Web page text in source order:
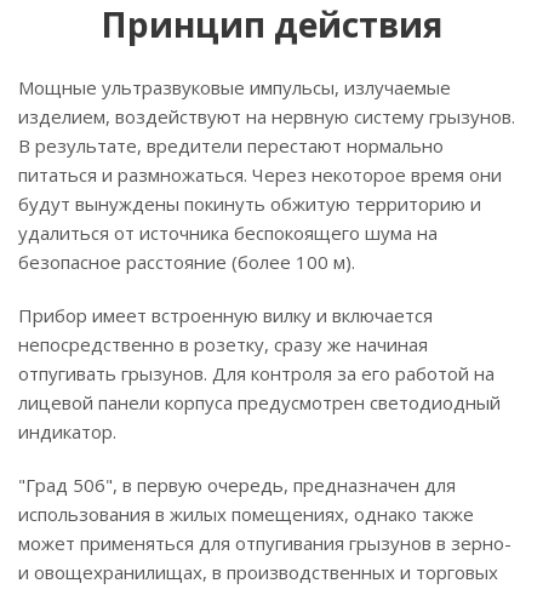
Принцип действия
Мощные ультразвуковые импульсы, излучаемые
изделием, воздействуют на нервную систему грызунов.
В результате, вредители перестают нормально
питаться и размножаться. Через некоторое время они
будут вынуждены покинуть обжитую территорию и
удалиться от источника беспокоящего шума на
безопасное расстояние (более 100 м).
Прибор имеет встроенную вилку и включается
непосредственно в розетку, сразу же начиная
отпугивать грызунов. Для контроля за его работой на
лицевой панели корпуса предусмотрен светодиодный
индикатор.
"Град 506", в первую очередь, предназначен для
использования в жилых помещениях, однако также
может применяться для отпугивания грызунов в зерно-
и овощехранилищах, в производственных и торговых